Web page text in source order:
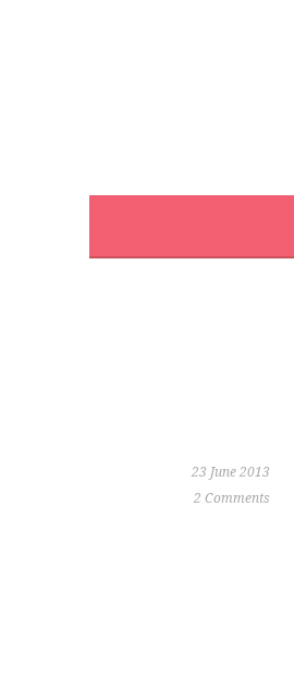
23 June 2013
2 Comments